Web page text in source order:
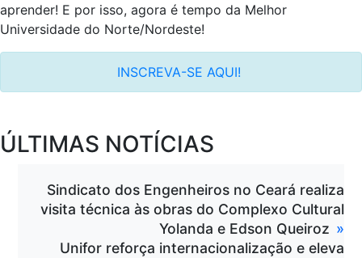
aprender! E por isso, agora é tempo da Melhor
Universidade do Norte/Nordeste!
INSCREVA-SE AQUI!
ÚLTIMAS NOTÍCIAS
Sindicato dos Engenheiros no Ceará realiza
visita técnica às obras do Complexo Cultural
Yolanda e Edson Queiroz
Unifor reforça internacionalização e eleva